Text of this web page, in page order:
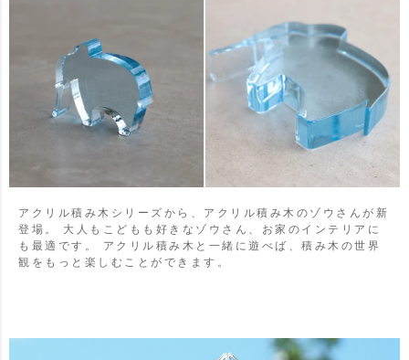
アクリル積み木シリーズから、アクリル積み木のゾウさんが新
登場。
大人もこどもも好きなゾウさん、お家のインテリアに
も最適です。
アクリル積み木と一緒に遊べば、積み木の世界
観をもっと楽しむことができます。